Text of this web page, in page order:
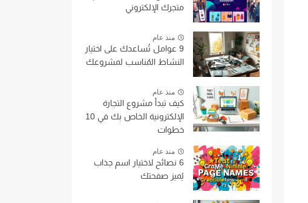
متجرك الإلكتروني
منذ عام
9 عوامل تُساعدك على اختيار
النشاط المُناسب لمشروعك
منذ عام
كيف تبدأ مشروع التجارة
الإلكترونية الخاص بك في 10
خطوات
منذ عام
6 نصائح لاختيار اسم جذاب
يُميز صفحتك